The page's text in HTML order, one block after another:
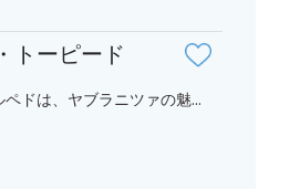
トーピード
ドは、ヤブラニツァの魅...